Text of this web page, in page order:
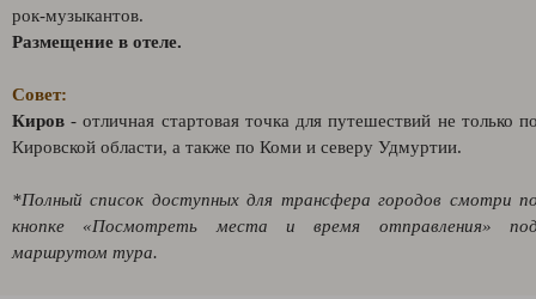
рок-музыкантов.
Размещение в отеле.
Совет:
Киров - отличная стартовая точка для путешествий не только
Кировской области, а также по Коми и северу Удмуртии.
*Полный список доступных для трансфера городов смотри
кнопке «Посмотреть места и время отправления»
маршрутом тура.